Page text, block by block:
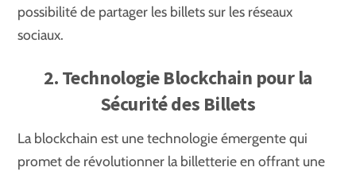
possibilité de partager les billets sur les réseaux
sociaux.
2. Technologie Blockchain pour la
Sécurité des Billets
La blockchain est une technologie émergente qui
promet de révolutionner la billetterie en offrant une